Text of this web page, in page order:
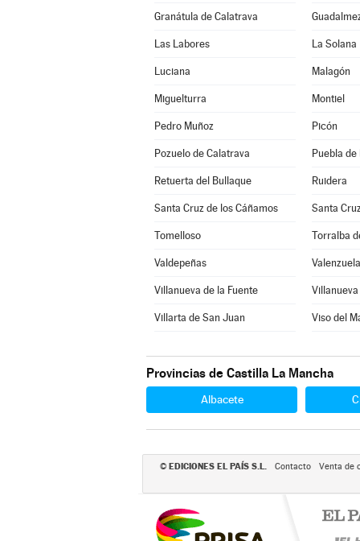
Granátula de Calatrava
Las Labores La Solana
Luciana Malagón
Miguelturra Montiel
Pedro Muñoz Picón
Pozuelo de Calatrava Puebla
Retuerta del Bullaque Ruidera
Santa Cruz de los Cáñamos Santa
Tomelloso Torralba
Valdepeñas
Villanueva de la Fuente
Villarta de San Juan Viso del
Provincias de Castilla La Mancha
Albacete
© EDICIONES EL PAÍS S.L. Contacto Venta de